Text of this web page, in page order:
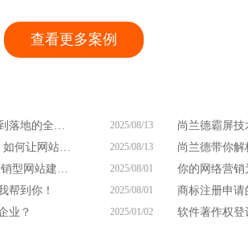
查看更多案例
尚兰德带你掌握从原理到落地的全流程 2025/08/13
什么是 SEO 霸屏技术？如何让网站凭此脱颖而出？ 2025/08/13
尚兰德霸屏技术服务 营销型网站建设服务商 2025/08/01
帮到你！ 2025/08/01
业？ 2025/01/02 软件著作权登